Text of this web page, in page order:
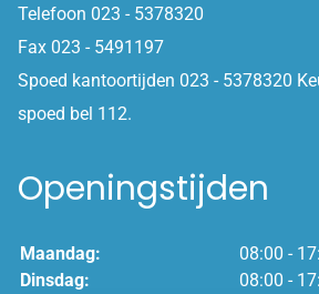
Telefoon 023 - 5378320
Fax 023 - 5491197
Spoed kantoortijden 023 - 5378320
spoed bel 112.
Openingstijden
Maandag:
08:00 -
Dinsdag:
08:00 -